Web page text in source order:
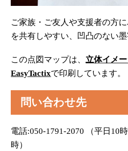
ご家族・ご友人や支援者の方
を共有しやすい、凹凸のない墨
この点図マップは、 立体イメ
EasyTactixで印刷しています。
問い合わせ先
電話:050-1791-2070 （平日10
時）